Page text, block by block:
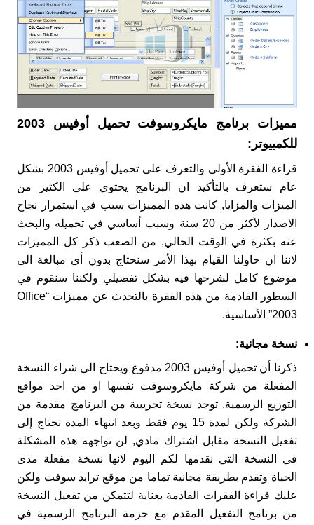
مميزات برنامج مايكروسوفت تحميل أوفيس 2003
للكمبيوتر:
قراءة الفقرة الأولى والتعرف على تحميل أوفيس 2003 بشكل
عام ستعرف بالتأكيد ان البرنامج يحتوي على الكثير من
الميزات والمزايا, كانت هذه المميزات سبب في استمرار نجاح
الاصدار لأكثر من 20 سنة وسبب أساسي في تحميله والبحث
عنه بكثرة في الوقت الحالي, من الصعب ذكر كل المميزات
لاننا ان حاولنا القيام بهذا الأمر سنحتاج بدون أي مبالغة الى
موضوع كامل لشرحها فيه بشكل تفصيلي ولكننا سنقوم في
السطور القادمة من هذه الفقرة بالتحدث عن مميزات “Office
2003” الأساسية.
نسخة مجانية:
ذكرنا أن تحميل أوفيس 2003 مدفوع ويحتاج الى شراء النسخة
المفعلة من شركة مايكروسوفت نفسها او من احد مواقع
التوزيع الرسمية, توجد نسخة تجريبية من البرنامج مقدمة من
الشركة ولكن لمدة 15 يوم فقط وبعد انتهاء المدة تحتاج إلى
تفعيل النسخة مقابل اشتراك مادي, لن تواجهه هذه المشكلة
في النسخة التي نقدمها لكم اليوم لانها نسخة مفعلة مدى
الحياة وتقدم بطريقة مجانية تماما من موقع ترايد سوفت ولكن
عليك قراءة الفقرات القادمة بعناية لتتمكن من تفعيل النسخة
من برنامج التفعيل المقدم مع حزمة البرنامج الرسمية في